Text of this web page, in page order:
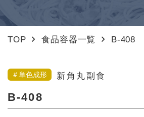
TOP 食品容器一覧 B-408
＃単色成形 新角丸副食
B-408